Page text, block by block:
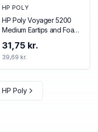
HP POLY
HP Poly Voyager 5200
Medium Eartips and Foam
31,75 kr.
39,69 kr.
HP Poly